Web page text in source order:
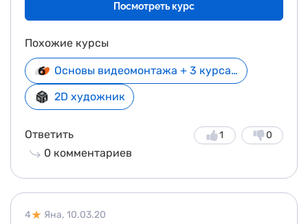
Посмотреть курс
Похожие курсы
Основы видеомонтажа + 3 курса в подарок
2D художник
Ответить
0 комментариев
0
1
4 10.03.20
Яна,